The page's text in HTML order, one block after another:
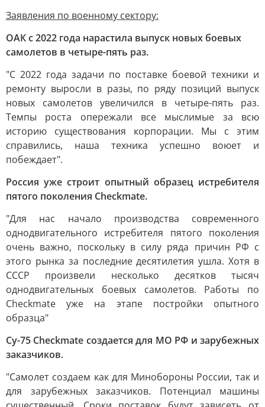
Заявления по военному сектору:
ОАК с 2022 года нарастила выпуск новых боевых
самолетов в четыре-пять раз.
"С 2022 года задачи по поставке боевой техники и
ремонту выросли в разы, по ряду позиций выпуск
новых самолетов увеличился в четыре-пять раз.
Темпы роста опережали все мыслимые за всю
историю существования корпорации. Мы с этим
справились, наша техника успешно воюет и
побеждает".
Россия уже строит опытный образец истребителя
пятого поколения Checkmate.
"Для нас начало производства современного
однодвигательного истребителя пятого поколения
очень важно, поскольку в силу ряда причин РФ с
этого рынка за последние десятилетия ушла. Хотя в
СССР произвели несколько десятков тысяч
однодвигательных боевых самолетов. Работы по
Checkmate уже на этапе постройки опытного
образца"
Су-75 Checkmate создается для МО РФ и зарубежных
заказчиков.
"Самолет создаем как для Минобороны России, так и
для зарубежных заказчиков. Потенциал машины